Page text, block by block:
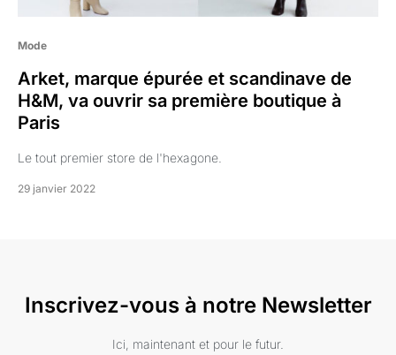
Mode
Arket, marque épurée et scandinave de
H&M, va ouvrir sa première boutique à
Paris
Le tout premier store de l'hexagone.
29 janvier 2022
Inscrivez-vous à notre Newsletter
Ici, maintenant et pour le futur.